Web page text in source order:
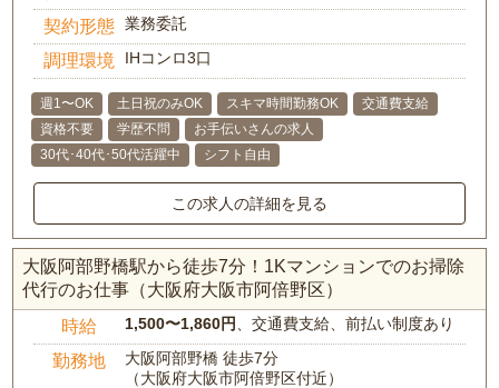
契約形態 業務委託
調理環境 IHコンロ3口
週1〜OK 土日祝のみOK スキマ時間勤務OK
交通費支給
資格不要
学歴不問
お手伝いさんの求人
30代･40代･50代活躍中
シフト自由
この求人の詳細を見る
大阪阿部野橋駅から徒歩7分！1Kマンションでのお掃除
代行のお仕事（大阪府大阪市阿倍野区）
時給 1,500〜1,860円 、交通費支給、前払い制度あり
勤務地
大阪阿部野橋 徒歩7分
（大阪府大阪市阿倍野区付近）